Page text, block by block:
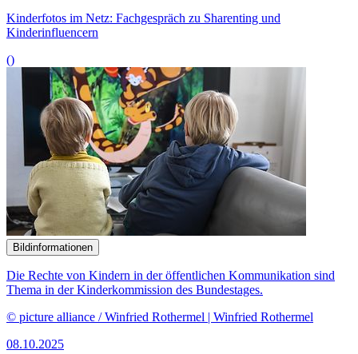
Kinderfotos im Netz: Fachgespräch zu Sharenting und
Kinderinfluencern
()
Bildinformationen
Die Rechte von Kindern in der öffentlichen Kommunikation sind
Thema in der Kinderkommission des Bundestages.
© picture alliance / Winfried Rothermel | Winfried Rothermel
08.10.2025